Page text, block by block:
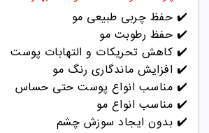
✔️ حفظ چربی طبیعی مو
✔️ حفظ رطوبت مو
✔️ کاهش تحریکات و التهابات پوست
✔️ افزایش ماندگاری رنگ مو
✔️ مناسب انواع پوست حتی حساس
✔️ مناسب انواع مو
✔️ بدون ایجاد سوزش چشم